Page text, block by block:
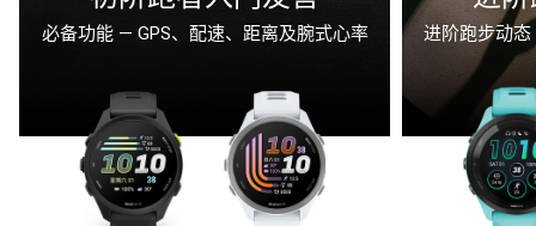
必备功能 — GPS、配速、距离及腕式心率 进阶跑步动